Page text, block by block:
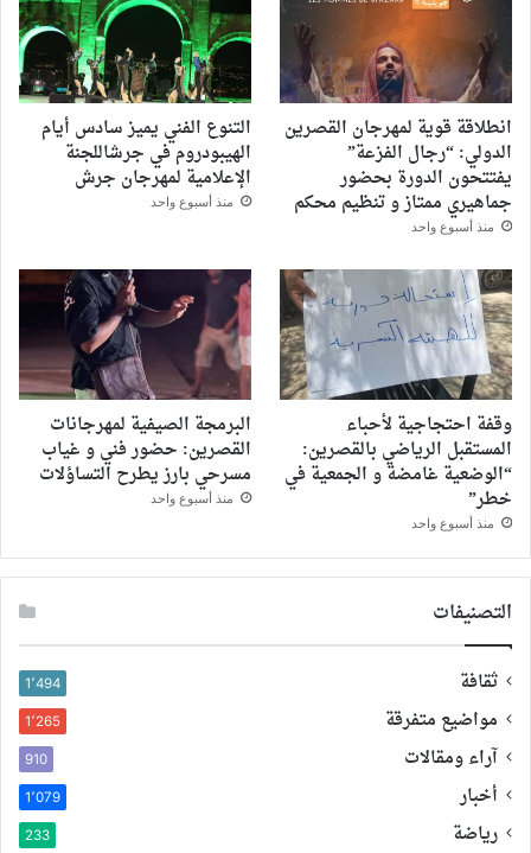
انطلاقة قوية لمهرجان القصرين
الدولي: “رجال الفزعة”
يفتتحون الدورة بحضور
جماهيري ممتاز و تنظيم محكم
منذ أسبوع واحد
التنوع الفني يميز سادس أيام
الهيبودروم في جرشاللجنة
الإعلامية لمهرجان جرش
منذ أسبوع واحد
وقفة احتجاجية لأحباء
المستقبل الرياضي بالقصرين:
“الوضعية غامضة و الجمعية في
خطر”
منذ أسبوع واحد
البرمجة الصيفية لمهرجانات
القصرين: حضور فني و غياب
مسرحي بارز يطرح التساؤلات
منذ أسبوع واحد
التصنيفات
ثقافة 1٬494
مواضيع متفرقة 1٬265
آراء ومقالات 910
أخبار 1٬079
رياضة 233